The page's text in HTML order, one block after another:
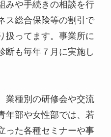
みや手続きの相談を行
ス総合保険等の割引で
扱ってます。事業所に
断も毎年７月に実施し
業種別の研修会や交流
年部や女性部では、若
った各種セミナーや事